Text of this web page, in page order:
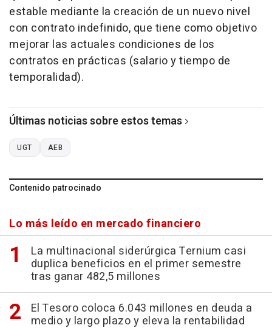
estable mediante la creación de un nuevo nivel
con contrato indefinido, que tiene como objetivo
mejorar las actuales condiciones de los
contratos en prácticas (salario y tiempo de
temporalidad).
Últimas noticias sobre estos temas
UGT AEB
Contenido patrocinado
Lo más leído en mercado financiero
La multinacional siderúrgica Ternium casi
duplica beneficios en el primer semestre
tras ganar 482,5 millones
El Tesoro coloca 6.043 millones en deuda a
medio y largo plazo y eleva la rentabilidad